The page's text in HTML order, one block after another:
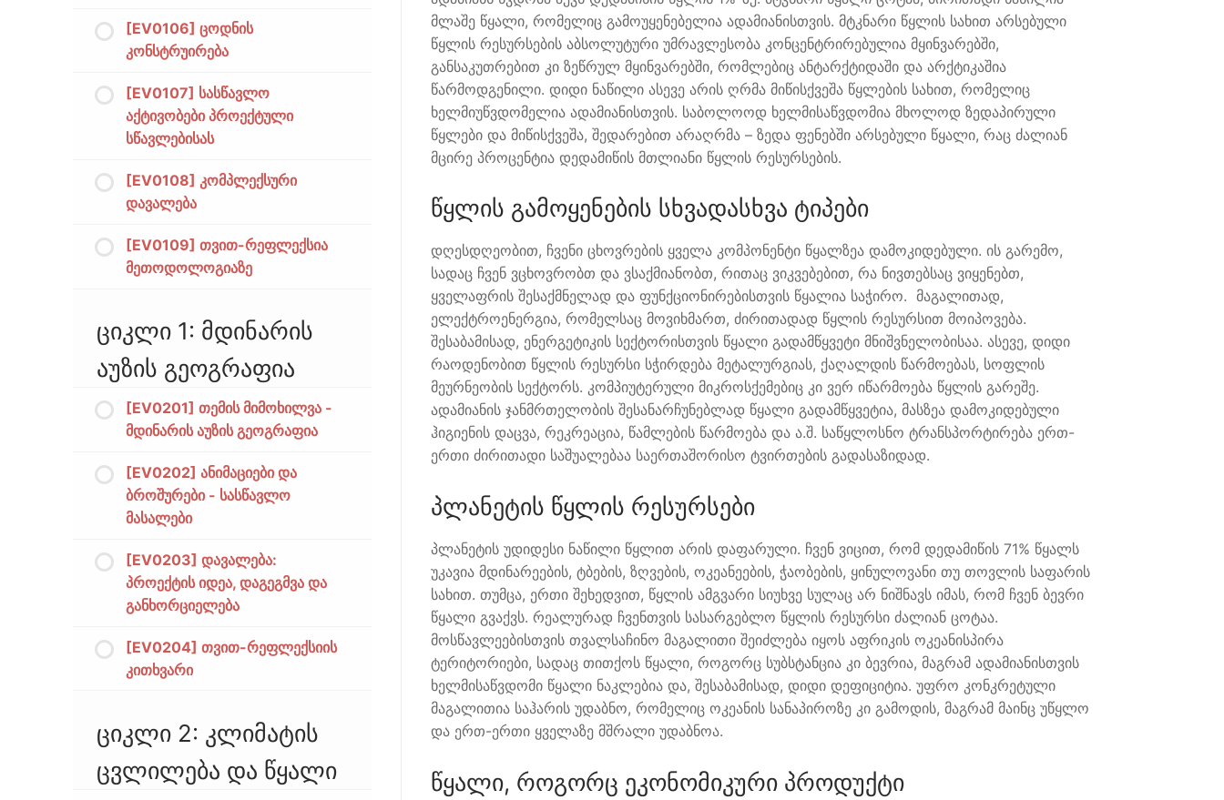
მლაშე წყალი, რომელიც გამოუყენებელია ადამიანისთვის. მტკნარი წყლის სახით არსებული
წყლის რესურსების აბსოლუტური უმრავლესობა კონცენტრირებულია მყინვარებში,
განსაკუთრებით კი ზეწრულ მყინვარებში, რომლებიც ანტარქტიდაში და არქტიკაშია
წარმოდგენილი. დიდი ნაწილი ასევე არის ღრმა მიწისქვეშა წყლების სახით, რომელიც
ხელმიუწვდომელია ადამიანისთვის. საბოლოოდ ხელმისაწვდომია მხოლოდ ზედაპირული
წყლები და მიწისქვეშა, შედარებით არაღრმა – ზედა ფენებში არსებული წყალი, რაც ძალიან
მცირე პროცენტია დედამიწის მთლიანი წყლის რესურსების.
წყლის გამოყენების სხვადასხვა ტიპები
დღესდღეობით, ჩვენი ცხოვრების ყველა კომპონენტი წყალზეა დამოკიდებული. ის გარემო,
სადაც ჩვენ ვცხოვრობთ და ვსაქმიანობთ, რითაც ვიკვებებით, რა ნივთებსაც ვიყენებთ,
ყველაფრის შესაქმნელად და ფუნქციონირებისთვის წყალია საჭირო. მაგალითად,
ელექტროენერგია, რომელსაც მოვიხმართ, ძირითადად წყლის რესურსით მოიპოვება.
შესაბამისად, ენერგეტიკის სექტორისთვის წყალი გადამწყვეტი მნიშვნელობისაა. ასევე, დიდი
რაოდენობით წყლის რესურსი სჭირდება მეტალურგიას, ქაღალდის წარმოებას, სოფლის
მეურნეობის სექტორს. კომპიუტერული მიკროსქემებიც კი ვერ იწარმოება წყლის გარეშე.
ადამიანის ჯანმრთელობის შესანარჩუნებლად წყალი გადამწყვეტია, მასზეა დამოკიდებული
ჰიგიენის დაცვა, რეკრეაცია, წამლების წარმოება და ა.შ. საწყლოსნო ტრანსპორტირება ერთ-
ერთი ძირითადი საშუალებაა საერთაშორისო ტვირთების გადასაზიდად.
პლანეტის წყლის რესურსები
პლანეტის უდიდესი ნაწილი წყლით არის დაფარული. ჩვენ ვიცით, რომ დედამიწის 71% წყალს
უკავია მდინარეების, ტბების, ზღვების, ოკეანეების, ჭაობების, ყინულოვანი თუ თოვლის საფარის
სახით. თუმცა, ერთი შეხედვით, წყლის ამგვარი სიუხვე სულაც არ ნიშნავს იმას, რომ ჩვენ ბევრი
წყალი გვაქვს. რეალურად ჩვენთვის სასარგებლო წყლის რესურსი ძალიან ცოტაა.
მოსწავლეებისთვის თვალსაჩინო მაგალითი შეიძლება იყოს აფრიკის ოკეანისპირა
ტერიტორიები, სადაც თითქოს წყალი, როგორც სუბსტანცია კი ბევრია, მაგრამ ადამიანისთვის
ხელმისაწვდომი წყალი ნაკლებია და, შესაბამისად, დიდი დეფიციტია. უფრო კონკრეტული
მაგალითია საჰარის უდაბნო, რომელიც ოკეანის სანაპიროზე კი გამოდის, მაგრამ მაინც უწყლო
და ერთ-ერთი ყველაზე მშრალი უდაბნოა.
წყალი, როგორც ეკონომიკური პროდუქტი
[EV0106] ცოდნის
კონსტრუირება
[EV0107] სასწავლო
აქტივობები პროექტული
სწავლებისას
[EV0108] კომპლექსური
დავალება
[EV0109] თვით-რეფლექსია
მეთოდოლოგიაზე
ციკლი 1: მდინარის
აუზის გეოგრაფია
[EV0201] თემის მიმოხილვა -
მდინარის აუზის გეოგრაფია
[EV0202] ანიმაციები და
ბროშურები - სასწავლო
მასალები
[EV0203] დავალება:
პროექტის იდეა, დაგეგმვა და
განხორციელება
[EV0204] თვით-რეფლექსიის
კითხვარი
ციკლი 2: კლიმატის
ცვლილება და წყალი